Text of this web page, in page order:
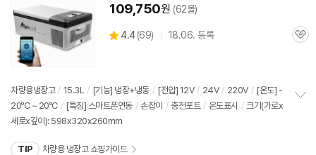
109,750원 (62몰)
별
4.4 (상
69) 18.06. 등록
관
차량용냉장고 / 15.3L / [기능] 냉장+냉동 / [전압] 12V / 24V / 220V / [온도] -
20ºC ~ 20ºC / [특징] 스마트폰연동 / 손잡이 / 충전포트 / 온도표시 / 크기(가로x
세로x깊이): 598x320x260mm
TIP 차량용 냉장고 쇼핑가이드